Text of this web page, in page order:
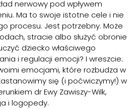
nerwowy pod wpływem
Ma to swoje istotne cele i nie
procesu. Jest potrzebny. Może
stracie albo służyć obronie
dziecko właściwego
i regulacji emocji? I wreszcie:
emocjami, które rozbudza w
się (i poćwiczymy!) w
dr Ewy Zawiszy-Wilk,
i logopedy.